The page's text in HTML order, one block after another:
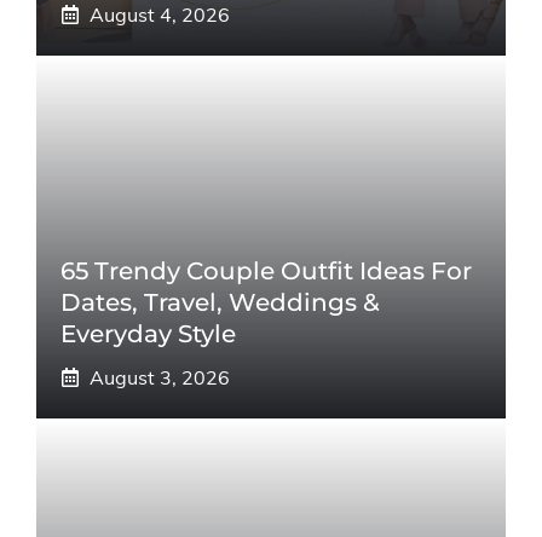
August 4, 2026
65 Trendy Couple Outfit Ideas For
Dates, Travel, Weddings &
Everyday Style
August 3, 2026